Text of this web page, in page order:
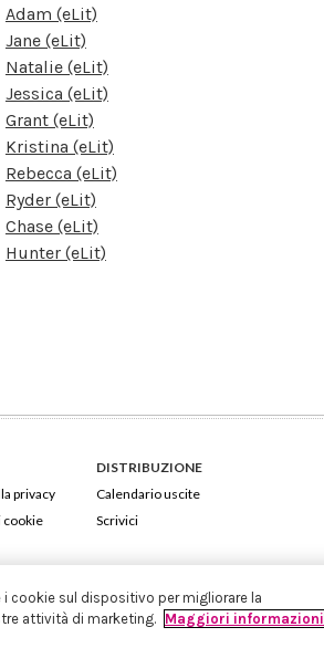
Adam (eLit)
Jane (eLit)
Natalie (eLit)
Jessica (eLit)
Grant (eLit)
Kristina (eLit)
Rebecca (eLit)
Ryder (eLit)
Chase (eLit)
Hunter (eLit)
privacy
cookie
DISTRIBUZIONE
Calendario uscite
Scrivici
cookie sul dispositivo per migliorare la
attività di marketing. Maggiori informazioni